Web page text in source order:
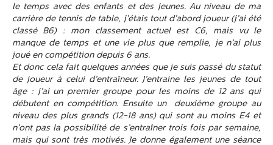
le temps avec des enfants et des jeunes. Au niveau de ma
carrière de tennis de table, j’étais tout d’abord joueur (j’ai été
classé B6) : mon classement actuel est C6, mais vu le
manque de temps et une vie plus que remplie, je n’ai plus
joué en compétition depuis 6 ans.
Et donc cela fait quelques années que je suis passé du statut
de joueur à celui d’entraîneur. J’entraine les jeunes de tout
âge : j’ai un premier groupe pour les moins de 12 ans qui
débutent en compétition. Ensuite un deuxième groupe au
niveau des plus grands (12-18 ans) qui sont au moins E4 et
n’ont pas la possibilité de s’entraîner trois fois par semaine,
mais qui sont très motivés. Je donne également une séance